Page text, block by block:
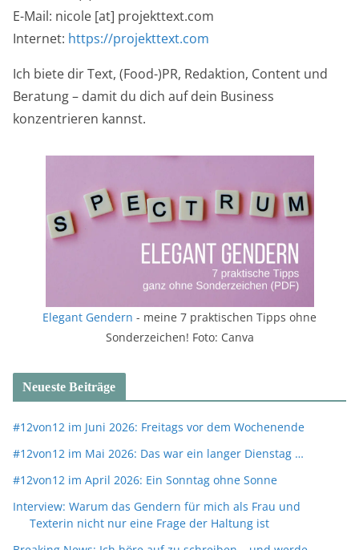
E-Mail: nicole [at] projekttext.com
Internet: https://projekttext.com
Ich biete dir Text, (Food-)PR, Redaktion, Content und
Beratung – damit du dich auf dein Business
konzentrieren kannst.
Elegant Gendern - meine 7 praktischen Tipps ohne
Sonderzeichen! Foto: Canva
Neueste Beiträge
#12von12 im Juni 2026: Freitags vor dem Wochenende
#12von12 im Mai 2026: Das war ein langer Dienstag …
#12von12 im April 2026: Ein Sonntag ohne Sonne
Interview: Warum das Gendern für mich als Frau und
Texterin nicht nur eine Frage der Haltung ist